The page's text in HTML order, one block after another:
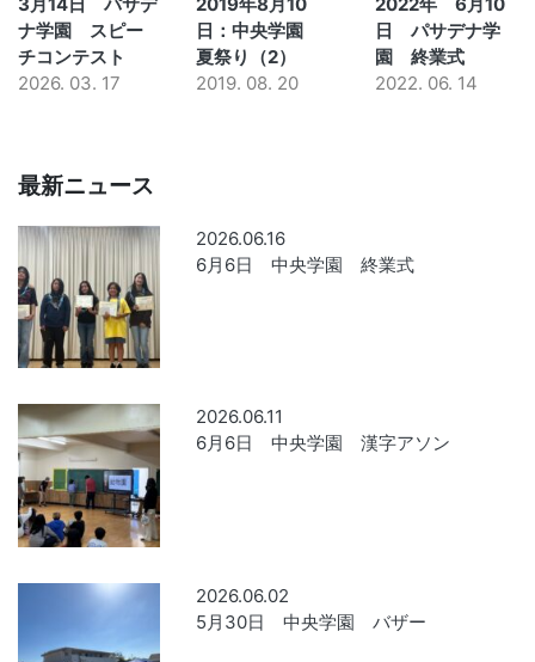
ナ学園 スピー
チコンテスト
2026. 03. 17
日：中央学園
夏祭り（2）
2019. 08. 20
日 パサデナ学
園 終業式
2022. 06. 14
最新ニュース
2026.06.16
6月6日 中央学園 終業式
2026.06.11
6月6日 中央学園 漢字アソン
2026.06.02
5月30日 中央学園 バザー